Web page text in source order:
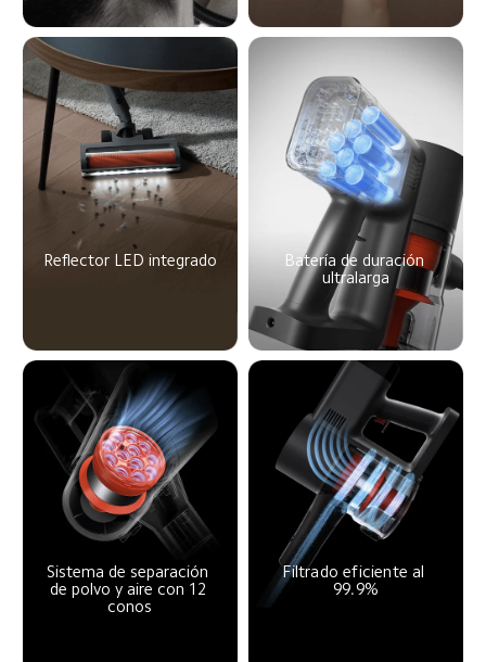
Reflector LED integrado
Batería de duración
ultralarga
Sistema de separación
de polvo y aire con 12
conos
Filtrado eficiente al
99.9%